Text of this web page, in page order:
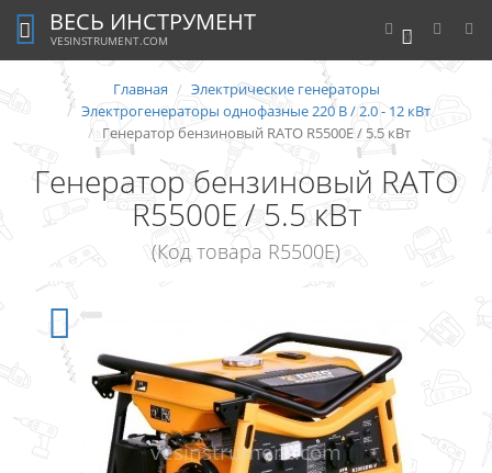
0
ВЕСЬ ИНСТРУМЕНТ
VESINSTRUMENT.COM
Главная
Электрические генераторы
Электрогенераторы однофазные 220 В / 2.0 - 12 кВт
Генератор бензиновый RATO R5500E / 5.5 кВт
Генератор бензиновый RATO
R5500E / 5.5 кВт
(Код товара R5500E)